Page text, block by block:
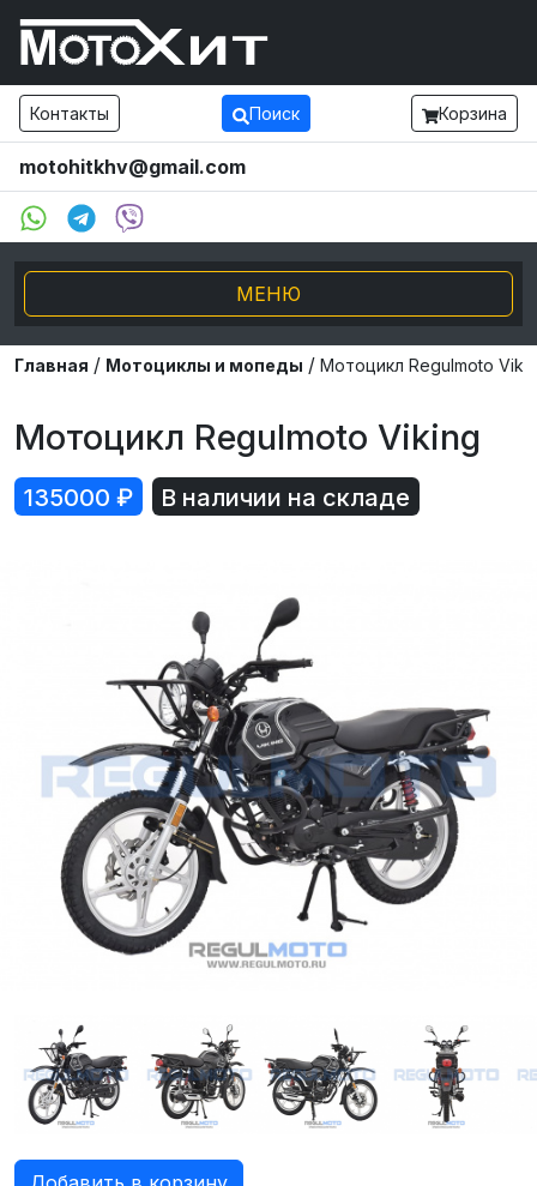
Контакты Поиск Корзина
motohitkhv@gmail.com
МЕНЮ
Электро транспорт
Мотоциклы и мопеды
Внедорожники ATV UTV
Садовая техника, электро и бензоинструмент
Велосипеды
Прицепы для водной и мототехники
Запчасти и аксессуары
Главная / Мотоциклы и мопеды / Мотоцикл Regulmoto
Мотоцикл Regulmoto Viking
135000 ₽ В наличии на складе